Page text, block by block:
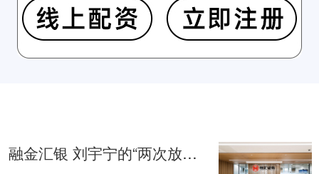
融金汇银 刘宇宁的“两次放水”，让《地球超新鲜》节目组彻底被打脸